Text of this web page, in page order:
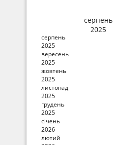
серпень
2025
серпень
2025
вересень
2025
жовтень
2025
листопад
2025
грудень
2025
січень
2026
лютий